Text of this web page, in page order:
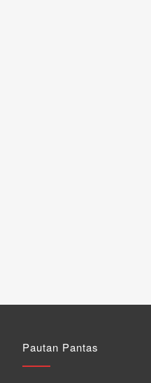
Pautan Pantas